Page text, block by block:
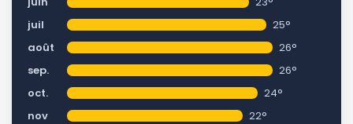
juil
25°
août
26°
sep.
26°
oct.
24°
nov
22°